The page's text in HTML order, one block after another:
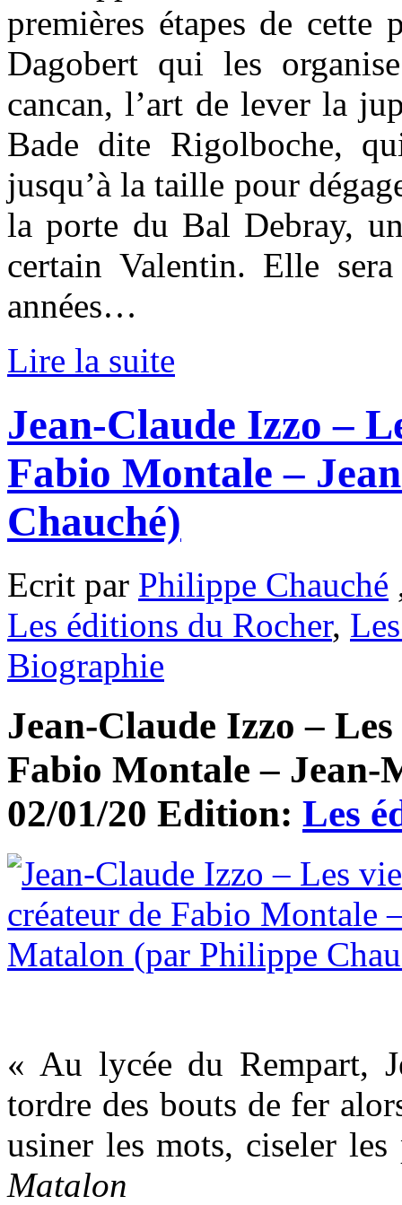
premières étapes de cette
Dagobert qui les
cancan, l’art de lever la
Bade dite Rigolboche,
jusqu’à la taille pour
la porte du Bal Debray,
certain Valentin. Elle
années…
Lire la suite
Jean-Claude Izzo –
Fabio Montale –
Chauché)
Ecrit par Philippe Chauché
Les éditions du Rocher,
Biographie
Jean-Claude Izzo –
Fabio Montale – Jean-
02/01/20 Edition: Les
« Au lycée du Rempart,
tordre des bouts de fer
usiner les mots, ciseler
Matalon